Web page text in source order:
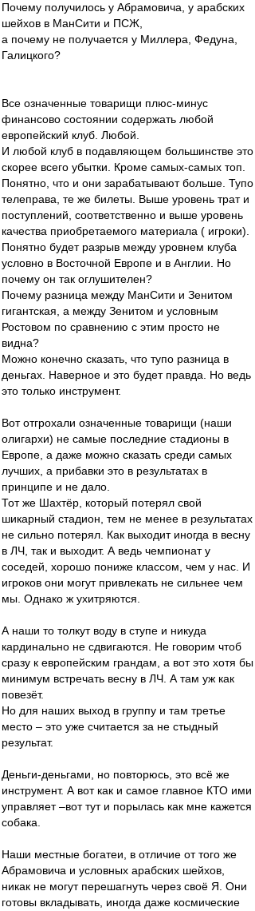
Почему получилось у Абрамовича, у арабских
шейхов в МанСити и ПСЖ,
а почему не получается у Миллера, Федуна,
Галицкого?
Все означенные товарищи плюс-минус
финансово состоянии содержать любой
европейский клуб. Любой.
И любой клуб в подавляющем большинстве это
скорее всего убытки. Кроме самых-самых топ.
Понятно, что и они зарабатывают больше. Тупо
телеправа, те же билеты. Выше уровень трат и
поступлений, соответственно и выше уровень
качества приобретаемого материала ( игроки).
Понятно будет разрыв между уровнем клуба
условно в Восточной Европе и в Англии. Но
почему он так оглушителен?
Почему разница между МанСити и Зенитом
гигантская, а между Зенитом и условным
Ростовом по сравнению с этим просто не
видна?
Можно конечно сказать, что тупо разница в
деньгах. Наверное и это будет правда. Но ведь
это только инструмент.
Вот отгрохали означенные товарищи (наши
олигархи) не самые последние стадионы в
Европе, а даже можно сказать среди самых
лучших, а прибавки это в результатах в
принципе и не дало.
Тот же Шахтёр, который потерял свой
шикарный стадион, тем не менее в результатах
не сильно потерял. Как выходит иногда в весну
в ЛЧ, так и выходит. А ведь чемпионат у
соседей, хорошо пониже классом, чем у нас. И
игроков они могут привлекать не сильнее чем
мы. Однако ж ухитряются.
А наши то толкут воду в ступе и никуда
кардинально не сдвигаются. Не говорим чтоб
сразу к европейским грандам, а вот это хотя бы
минимум встречать весну в ЛЧ. А там уж как
повезёт.
Но для наших выход в группу и там третье
место – это уже считается за не стыдный
результат.
Деньги-деньгами, но повторюсь, это всё же
инструмент. А вот как и самое главное КТО ими
управляет –вот тут и порылась как мне кажется
собака.
Наши местные богатеи, в отличие от того же
Абрамовича и условных арабских шейхов,
никак не могут перешагнуть через своё Я. Они
готовы вкладывать, иногда даже космические